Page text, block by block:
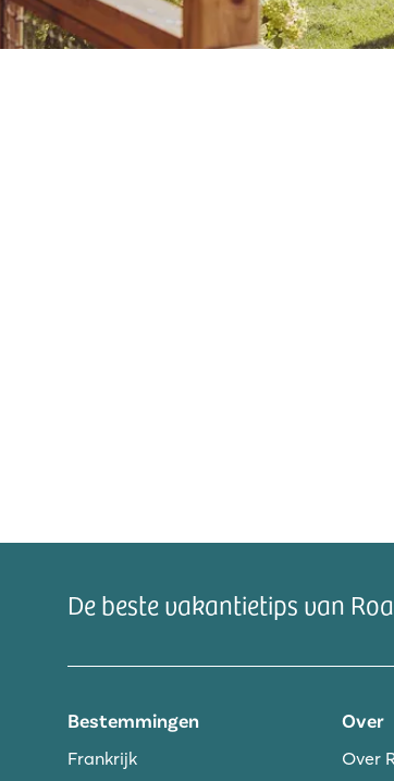
De beste vakantietips van
Bestemmingen
Frankrijk
Over
Over